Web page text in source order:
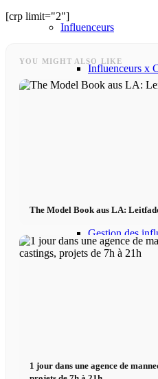
Influenceurs
Influenceurs x
Gestion des
[crp limit="2"]
YOU MIGHT ALSO LIKE
The Model Book aus LA:
1 jour dans une agence de